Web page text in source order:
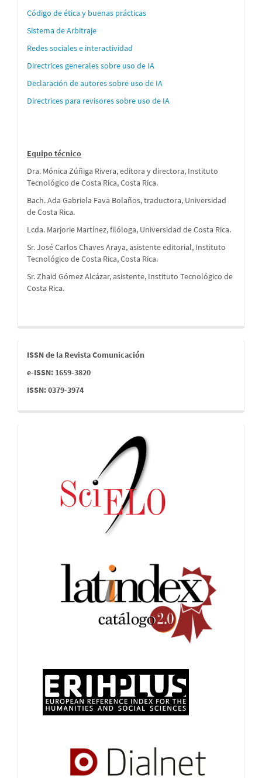
para
autores
Código de ética y buenas prácticas
Sistema de Arbitraje
Redes sociales e interactividad
Directrices generales sobre uso de IA
Declaración de autores sobre uso de IA
Directrices para revisores sobre uso de IA
Equipo técnico
Dra. Mónica Zúñiga Rivera, editora y directora, Instituto
Tecnológico de Costa Rica, Costa Rica.
Bach. Ada Gabriela Fava Bolaños, traductora, Universidad
de Costa Rica.
Lcda. Marjorie Martínez, filóloga, Universidad de Costa Rica.
Sr. José Carlos Chaves Araya, asistente editorial, Instituto
Tecnológico de Costa Rica, Costa Rica.
Sr. Zhaid Gómez Alcázar, asistente, Instituto Tecnológico de
Costa Rica.
issn
ISSN de la Revista Comunicación
e-ISSN: 1659-3820
ISSN: 0379-3974